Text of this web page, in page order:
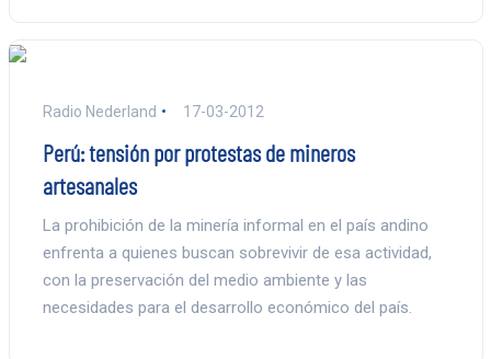
Radio Nederland 17-03-2012
Perú: tensión por protestas de mineros
artesanales
La prohibición de la minería informal en el país andino
enfrenta a quienes buscan sobrevivir de esa actividad,
con la preservación del medio ambiente y las
necesidades para el desarrollo económico del país.